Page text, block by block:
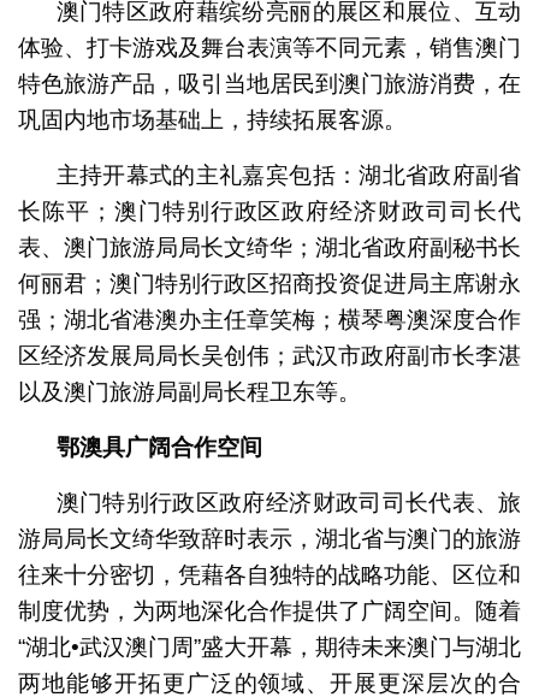
澳门特区政府藉缤纷亮丽的展区和展位、互动
体验、打卡游戏及舞台表演等不同元素，销售澳门
特色旅游产品，吸引当地居民到澳门旅游消费，在
巩固内地市场基础上，持续拓展客源。
主持开幕式的主礼嘉宾包括：湖北省政府副省
长陈平；澳门特别行政区政府经济财政司司长代
表、澳门旅游局局长文绮华；湖北省政府副秘书长
何丽君；澳门特别行政区招商投资促进局主席谢永
强；湖北省港澳办主任章笑梅；横琴粤澳深度合作
区经济发展局局长吴创伟；武汉市政府副市长李湛
以及澳门旅游局副局长程卫东等。
鄂澳具广阔合作空间
澳门特别行政区政府经济财政司司长代表、旅
游局局长文绮华致辞时表示，湖北省与澳门的旅游
往来十分密切，凭藉各自独特的战略功能、区位和
制度优势，为两地深化合作提供了广阔空间。随着
“湖北•武汉澳门周”盛大开幕，期待未来澳门与湖北
两地能够开拓更广泛的领域、开展更深层次的合